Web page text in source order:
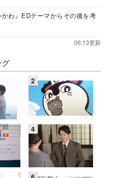
かわ』EDテーマからその後を考
06:13更新
グ